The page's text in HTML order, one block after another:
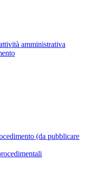
amministrativa
(da pubblicare